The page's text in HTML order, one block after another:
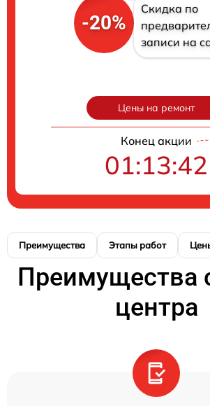
-20%
Скидка по
записи на
Цены на ремонт
Конец акции
01:13:41
Преимущества Этапы работ
Преимущества
центра